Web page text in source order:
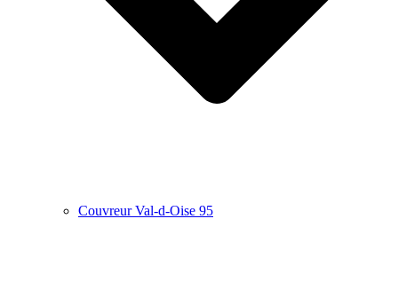
Couvreur Val-d-Oise 95